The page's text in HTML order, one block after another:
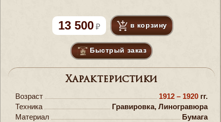
13 500 в корзину
Быстрый заказ
Характеристики
Возраст 1912 – 1920 гг.
Техника
Гравировка, Линогравюра
Материал
Бумага